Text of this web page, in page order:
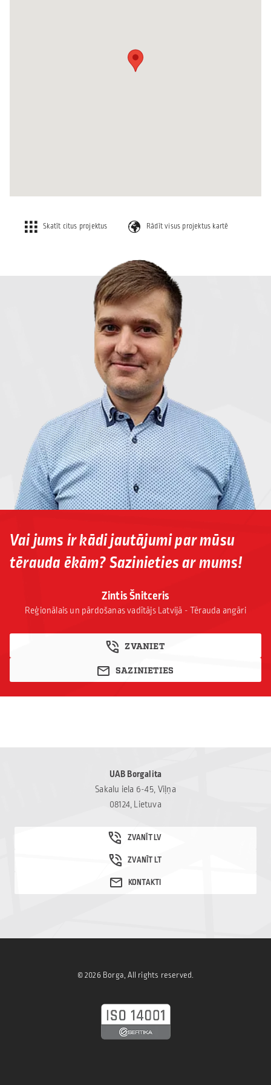
Skatīt citus projektus Rādīt visus projektus kartē
Zintis Šnitceris
Reģionālais un pārdošanas vadītājs Latvijā - Tērauda angāri
ZVANIET
SAZINIETIES
Vai jums ir kādi jautājumi par mūsu
tērauda ēkām? Sazinieties ar mums!
UAB Borgalita
Sakalu iela 6-45, Viļņa
08124, Lietuva
© 2026 Borga, All rights reserved.